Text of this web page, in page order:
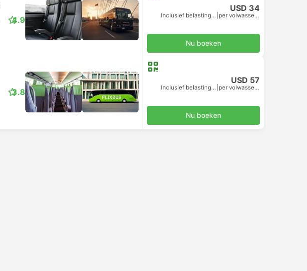
4.9
USD 34
Inclusief belastingen per volwassene
Nu boeken
3.8
USD 57
Inclusief belastingen per volwassene
Nu boeken